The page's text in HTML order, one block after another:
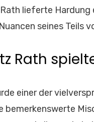
lieferte
seines Teils
Rath
einer der
bemerkenswerte